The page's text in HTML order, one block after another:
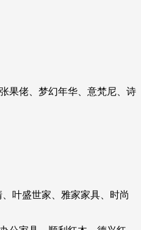
果佬、梦幻年华、意梵尼、诗
叶盛世家、雅家家具、时尚